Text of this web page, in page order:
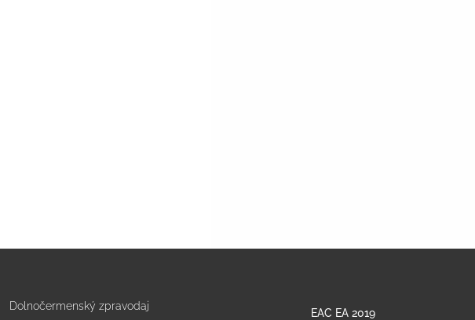
Dolnočermenský zpravodaj
EAC EA 2019